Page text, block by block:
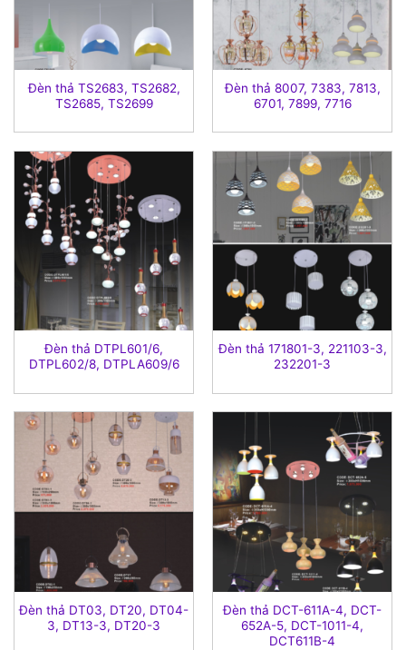
Đèn thả TS2683, TS2682,
TS2685, TS2699
Đèn thả 8007, 7383, 7813,
6701, 7899, 7716
Đèn thả DTPL601/6,
DTPL602/8, DTPLA609/6
Đèn thả 171801-3, 221103-3,
232201-3
Đèn thả DT03, DT20, DT04-
3, DT13-3, DT20-3
Đèn thả DCT-611A-4, DCT-
652A-5, DCT-1011-4,
DCT611B-4